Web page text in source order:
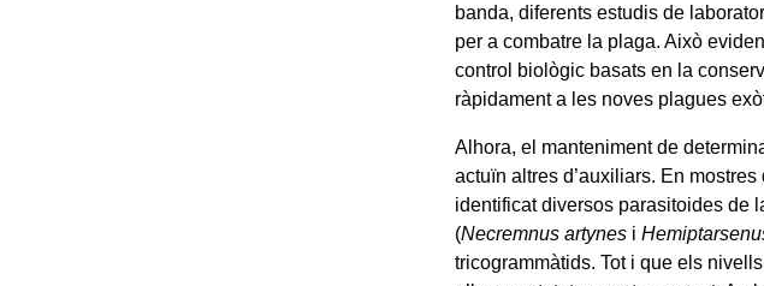
banda, diferents estudis de
per a combatre la plaga. Això
control biològic basats en la
ràpidament a les noves plagues
Alhora, el manteniment de
actuïn altres d’auxiliars. En
identificat diversos parasitoides de
(Necremnus artynes i
tricogrammàtids. Tot i que els